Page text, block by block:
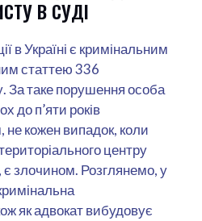
В СУДІ
в Україні є кримінальним
статтею 336
За таке порушення особа
до п’яти років
не кожен випадок, коли
центру
злочином. Розглянемо, у
як адвокат вибудовує